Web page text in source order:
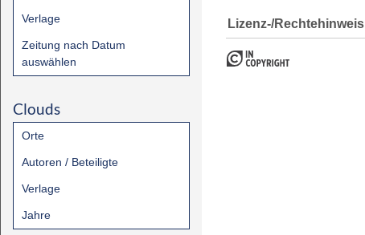
Verlage
Zeitung nach Datum
auswählen
Clouds
Orte
Autoren / Beteiligte
Verlage
Jahre
Lizenz-/Rechtehinweis